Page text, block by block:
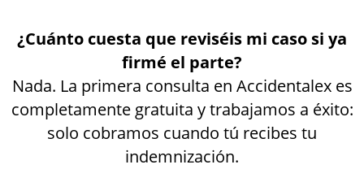
¿Cuánto cuesta que reviséis mi caso si ya
firmé el parte?
Nada. La primera consulta en Accidentalex es
completamente gratuita y trabajamos a éxito:
solo cobramos cuando tú recibes tu
indemnización.